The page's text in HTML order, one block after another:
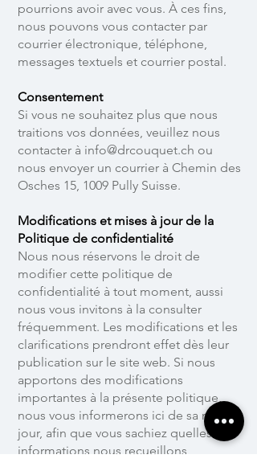
pourrions avoir avec vous. À ces fins,
nous pouvons vous contacter par
courrier électronique, téléphone,
messages textuels et courrier postal.
Consentement
Si vous ne souhaitez plus que nous
traitions vos données, veuillez nous
contacter à info@drcouquet.ch ou
nous envoyer un courrier à Chemin des
Osches 15, 1009 Pully Suisse.
Modifications et mises à jour de la
Politique de confidentialité
Nous nous réservons le droit de
modifier cette politique de
confidentialité à tout moment, aussi
nous vous invitons à la consulter
fréquemment. Les modifications et les
clarifications prendront effet dès leur
publication sur le site web. Si nous
apportons des modifications
importantes à la présente politique,
nous vous informerons ici de sa mise à
jour, afin que vous sachiez quelles
informations nous recueillons,